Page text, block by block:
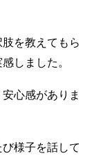
を教えてもら
しました。
心感がありま
様子を話して